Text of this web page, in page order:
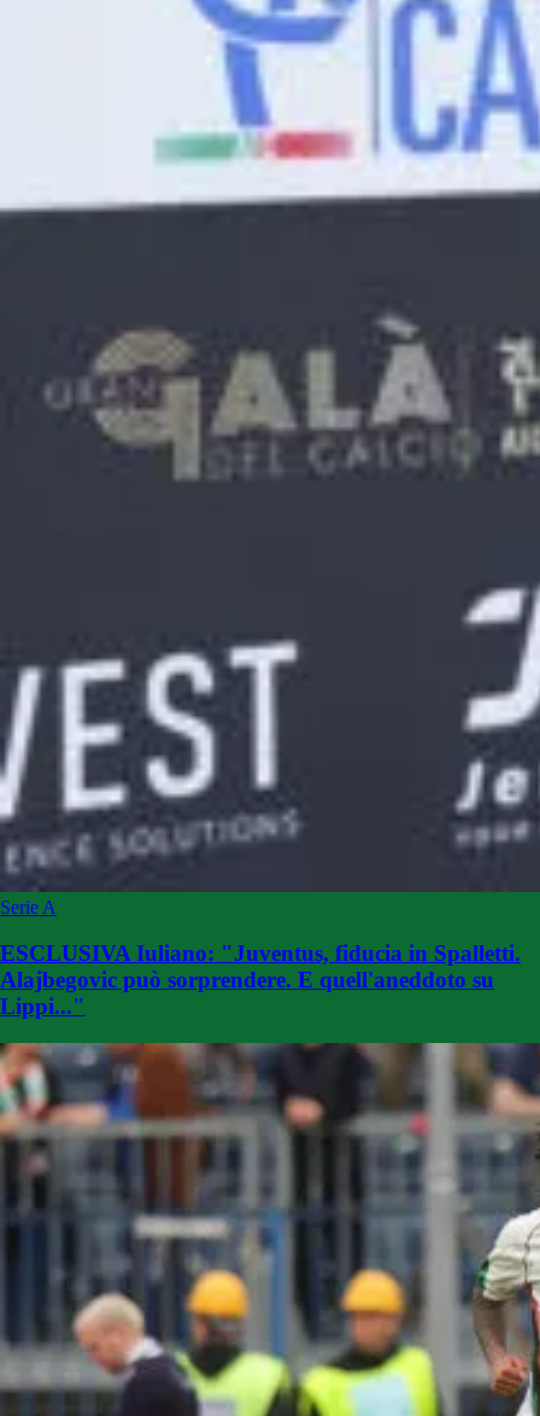
Serie A
ESCLUSIVA Iuliano: "Juventus, fiducia in Spalletti.
Alajbegovic può sorprendere. E quell'aneddoto su
Lippi..."